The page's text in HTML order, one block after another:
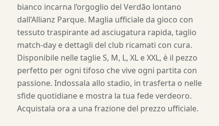
bianco incarna l’orgoglio del Verdão lontano
dall’Allianz Parque. Maglia ufficiale da gioco con
tessuto traspirante ad asciugatura rapida, taglio
match-day e dettagli del club ricamati con cura.
Disponibile nelle taglie S, M, L, XL e XXL, è il pezzo
perfetto per ogni tifoso che vive ogni partita con
passione. Indossala allo stadio, in trasferta o nelle
sfide quotidiane e mostra la tua fede verdeoro.
Acquistala ora a una frazione del prezzo ufficiale.